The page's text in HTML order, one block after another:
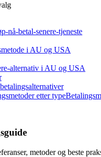
nå-betal-senere-tjeneste
i AU og USA
alternativ i AU og USA
etter type
metoder og beste